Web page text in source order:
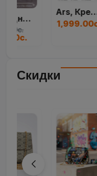
Ars, Кресло, Набор...
1,999.00с.
Скидки